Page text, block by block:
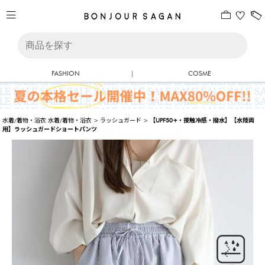
FASHION | COSME
水着/着物・浴衣 水着/着物・浴衣 > ラッシュガード >
【UPF50+・接触冷感・撥水】【水陸両
用】ラッシュガードショートパンツ